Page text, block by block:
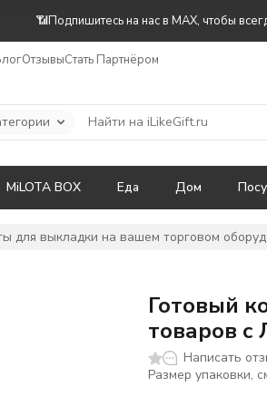
📶Подпишитесь на нас в MAX, чтобы
ОтзывыСтать Партнёром
MiLOTA BOX Еда Дом
для выкладки на вашем торговом
Готовый
товаров
Написать
Размер упаковки,